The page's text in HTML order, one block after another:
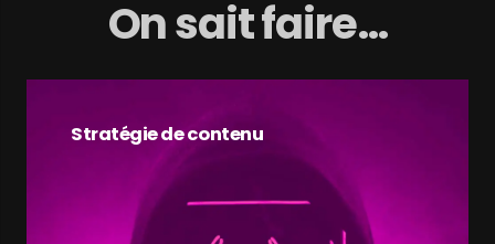
On sait faire…
Stratégie de contenu